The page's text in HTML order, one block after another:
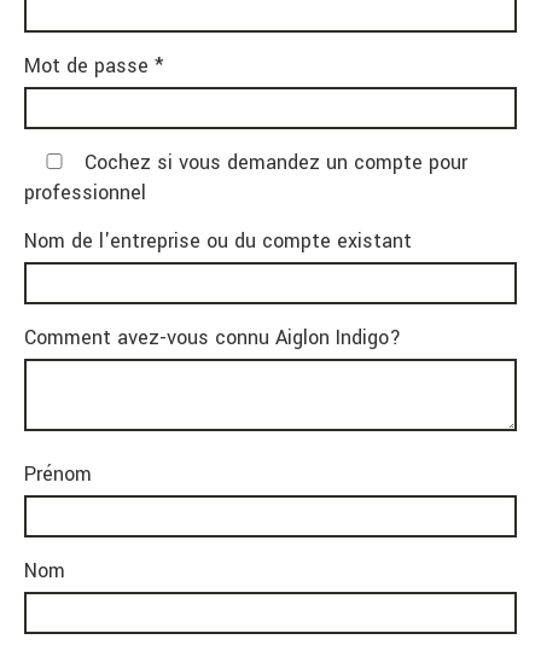
Mot de passe *
Cochez si vous demandez un compte pour
professionnel
Nom de l'entreprise ou du compte existant
Comment avez-vous connu Aiglon Indigo?
Prénom
Nom